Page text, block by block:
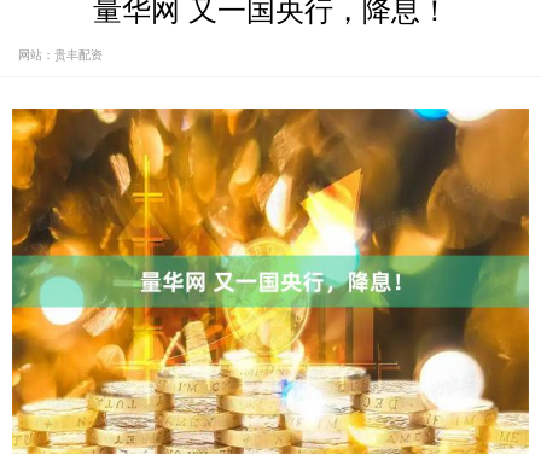
量华网 又一国央行，降息！
网站：贵丰配资